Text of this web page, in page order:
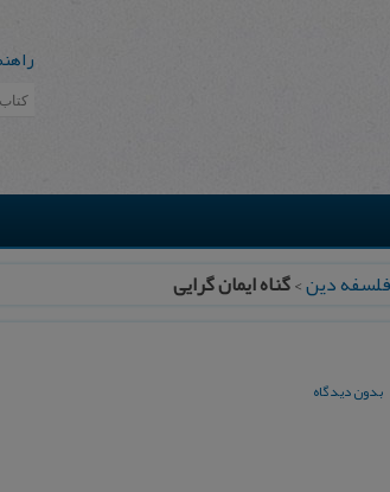
فلسفه دین>گناه ایمان گرایی
بدون دیدگاه